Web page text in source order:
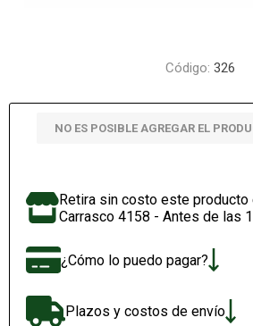
Código: 326
NO ES POSIBLE AGREGAR EL
Retira sin costo este producto
Carrasco 4158 - Antes de las
¿Cómo lo puedo pagar?
Plazos y costos de envío